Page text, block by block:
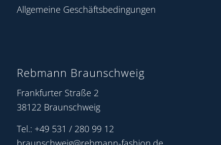
Allgemeine Geschäftsbedingungen
Rebmann Braunschweig
Frankfurter Straße 2
38122 Braunschweig
Tel.: +49 531 / 280 99 12